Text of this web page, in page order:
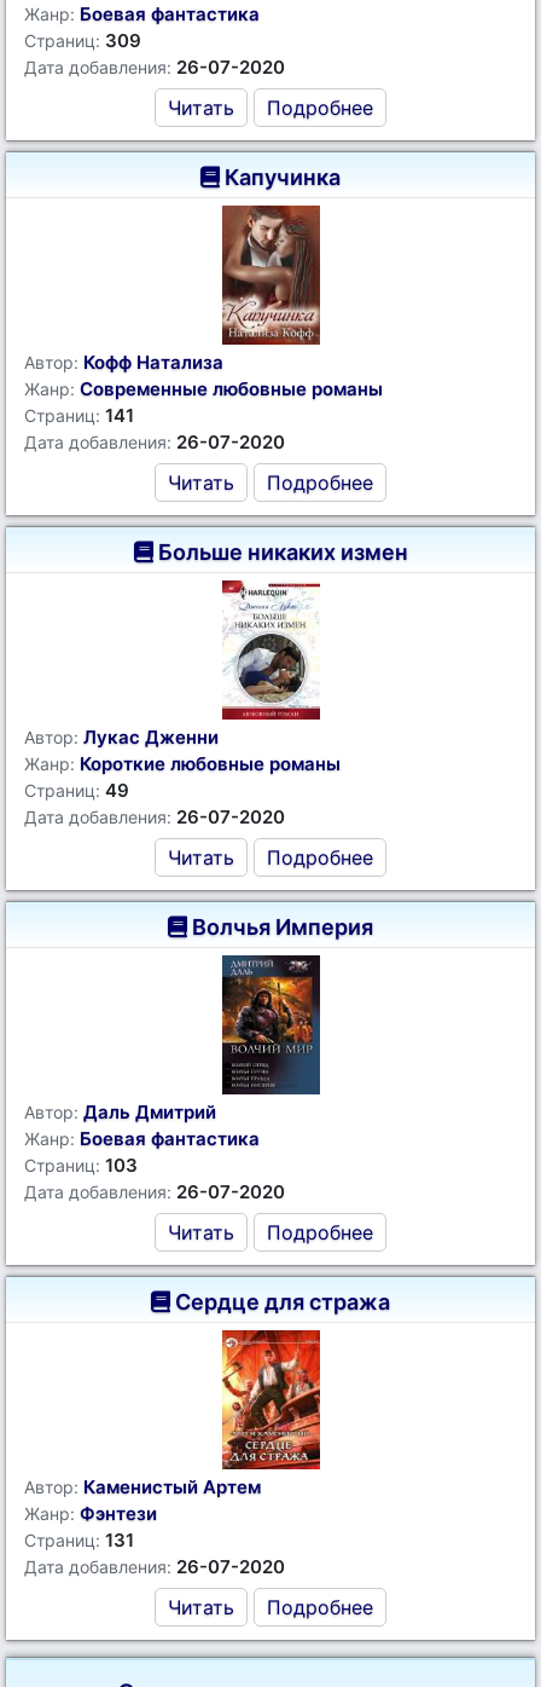
Жанр: Боевая фантастика
Страниц: 309
Дата добавления: 26-07-2020
Читать Подробнее
Капучинка
Автор: Кофф Натализа
Жанр: Современные любовные романы
Страниц: 141
Дата добавления: 26-07-2020
Читать Подробнее
Больше никаких измен
Автор: Лукас Дженни
Жанр: Короткие любовные романы
Страниц: 49
Дата добавления: 26-07-2020
Читать Подробнее
Волчья Империя
Автор: Даль Дмитрий
Жанр: Боевая фантастика
Страниц: 103
Дата добавления: 26-07-2020
Читать Подробнее
Сердце для стража
Автор: Каменистый Артем
Жанр: Фэнтези
Страниц: 131
Дата добавления: 26-07-2020
Читать Подробнее